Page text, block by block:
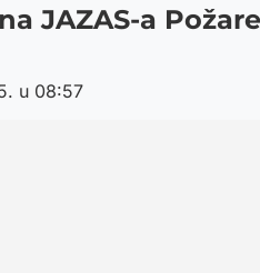
JAZAS-a
u 08:57